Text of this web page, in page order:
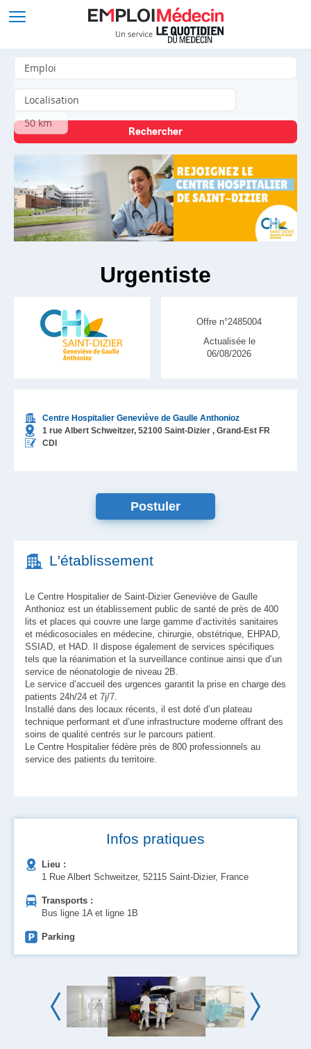
Urgentiste
Centre Hospitalier Geneviève de Gaulle Anthonioz
1 rue Albert Schweitzer, 52100 Saint-Dizier , Grand-Est FR
CDI
Offre n°2485004
Actualisée le
06/08/2026
Postuler
L'établissement
Le Centre Hospitalier de Saint-Dizier Geneviève de Gaulle
Anthonioz est un établissement public de santé de près de 400
lits et places qui couvre une large gamme d’activités sanitaires
et médicosociales en médecine, chirurgie, obstétrique, EHPAD,
SSIAD, et HAD. Il dispose également de services spécifiques
tels que la réanimation et la surveillance continue ainsi que d’un
service de néonatologie de niveau 2B.
Le service d’accueil des urgences garantit la prise en charge des
patients 24h/24 et 7j/7.
Installé dans des locaux récents, il est doté d’un plateau
technique performant et d’une infrastructure moderne offrant des
soins de qualité centrés sur le parcours patient.
Le Centre Hospitalier fédère près de 800 professionnels au
service des patients du territoire.
Infos pratiques
Lieu :
1 Rue Albert Schweitzer, 52115 Saint-Dizier, France
Transports :
Bus ligne 1A et ligne 1B
Parking